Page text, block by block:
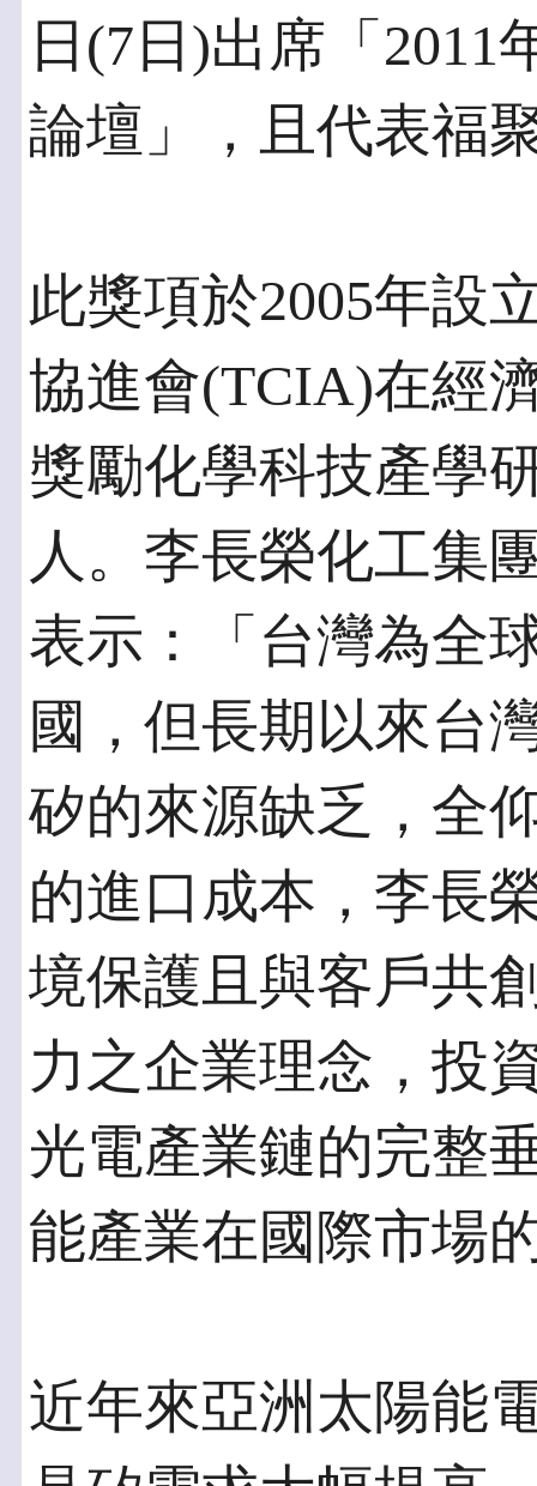
日(7日)出席「
論壇」，且代表福
此獎項於2005年設
協進會(TCIA)在經
獎勵化學科技產學
人。李長榮化工集
表示：「台灣為全
國，但長期以來台
矽的來源缺乏，全
的進口成本，李長
境保護且與客戶共
力之企業理念，投
光電產業鏈的完整
能產業在國際市場
近年來亞洲太陽能